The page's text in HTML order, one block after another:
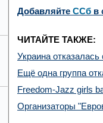
Добавляйте CСб в
ЧИТАЙТЕ ТАКЖЕ:
Украина
Ещё одна группа
Freedom-Jazz girls
Организаторы